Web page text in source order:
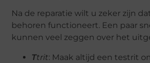
Na de reparatie wilt u zeker zijn
behoren functioneert. Een paar
kunnen veel zeggen over het
Ttrit: Maak altijd een testrit